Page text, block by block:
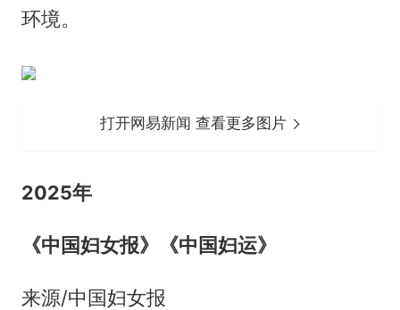
环境。
打开网易新闻 查看更多图片
2025年
《中国妇女报》《中国妇运》
来源/中国妇女报